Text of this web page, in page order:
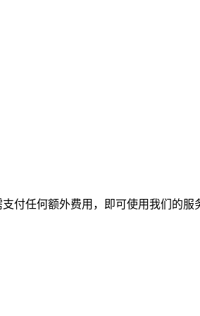
付任何额外费用，即可使用我们的服